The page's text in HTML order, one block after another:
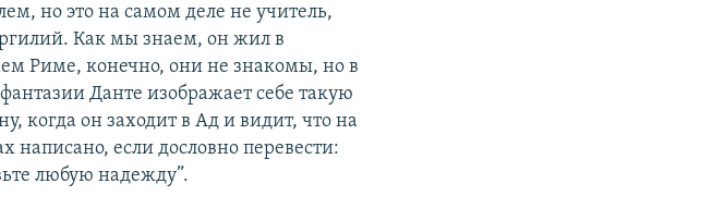
но это на самом деле не учитель,
Как мы знаем, он жил в
Риме, конечно, они не знакомы, но в
Данте изображает себе такую
когда он заходит в Ад и видит, что на
написано, если дословно перевести:
любую надежду”.